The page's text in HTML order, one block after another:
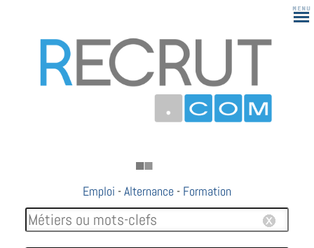
Emploi -Alternance - Formation